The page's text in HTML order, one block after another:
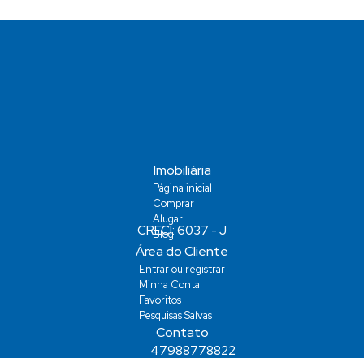
Imobiliária
Página inicial
Comprar
Alugar
Blog
Área do Cliente
Entrar ou registrar
Minha Conta
Favoritos
Pesquisas Salvas
Contato
47988778822